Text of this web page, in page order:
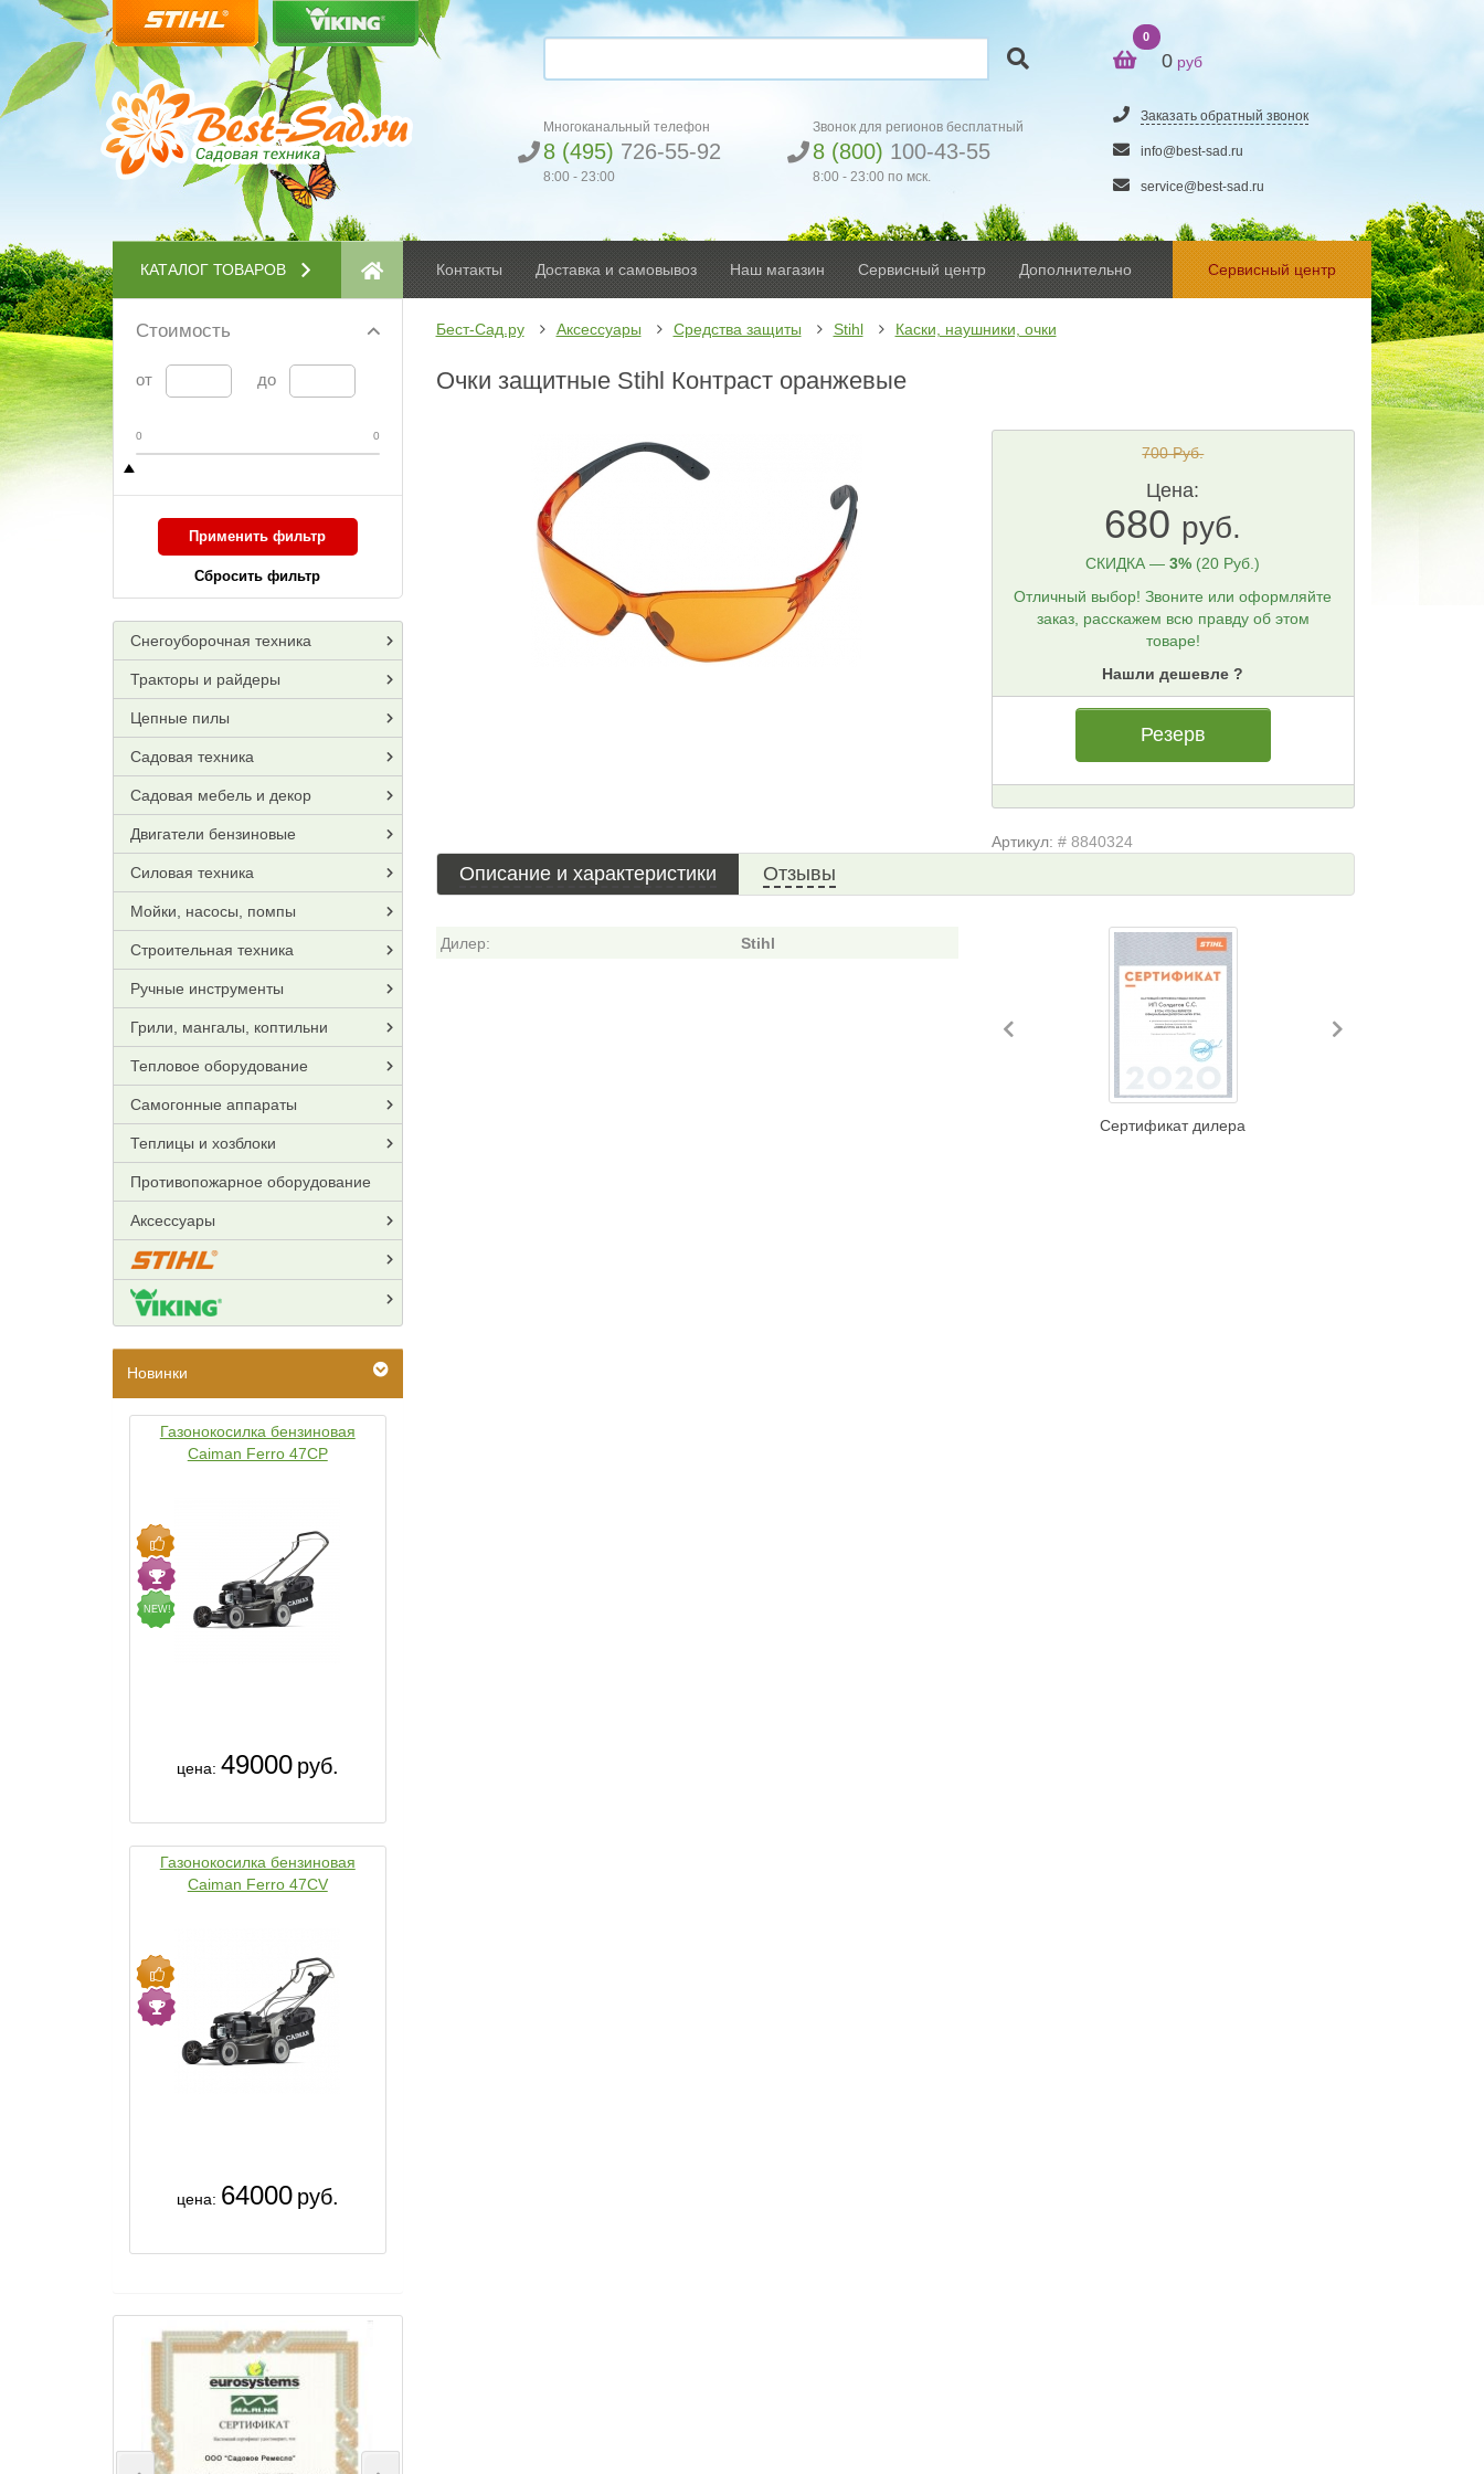
Многоканальный телефон
8 (495) 726-55-92
8:00 - 23:00
Звонок для регионов бесплатный
8 (800) 100-43-55
8:00 - 23:00 по мск.
0
0 руб
Заказать обратный звонок
info@best-sad.ru
service@best-sad.ru
КАТАЛОГ ТОВАРОВ Контакты Доставка и самовывоз Наш магазин Сервисный центр Дополнительно Сервисный центр
Стоимость
от до
0 0
Применить фильтр
Сбросить фильтр
Снегоуборочная техника
Тракторы и райдеры
Цепные пилы
Садовая техника
Садовая мебель и декор
Двигатели бензиновые
Силовая техника
Мойки, насосы, помпы
Строительная техника
Ручные инструменты
Грили, мангалы, коптильни
Тепловое оборудование
Самогонные аппараты
Теплицы и хозблоки
Противопожарное оборудование
Аксессуары
Новинки
Газонокосилка бензиновая
Caiman Ferro 47CP
NEW!
цена: 49000 руб.
Газонокосилка бензиновая
Caiman Ferro 47CV
цена: 64000 руб.
Бест-Сад.ру Аксессуары Средства защиты Stihl Каски, наушники, очки
Очки защитные Stihl Контраст оранжевые
700 Руб.
Цена:
680 руб.
СКИДКА —3% (20 Руб.)
Отличный выбор! Звоните или оформляйте
заказ, расскажем всю правду об этом
товаре!
Нашли дешевле ?
Резерв
Артикул: # 8840324
Описание и характеристики Отзывы
Дилер: Stihl
Сертификат дилера
Previous